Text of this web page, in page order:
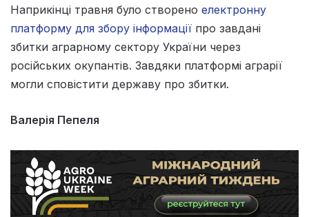
Наприкінці травня було створено електронну
платформу для збору інформації про завдані
збитки аграрному сектору України через
російських окупантів. Завдяки платформі аграрії
могли сповістити державу про збитки.
Валерія Пепеля